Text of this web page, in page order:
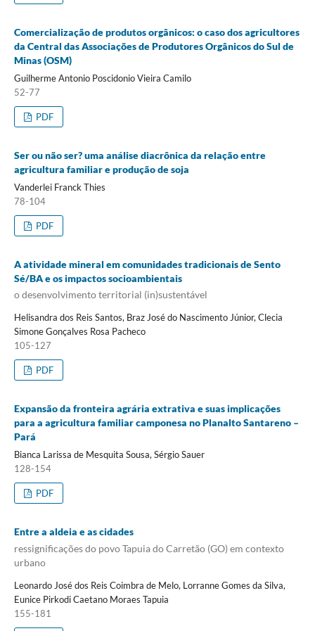
Comercialização de produtos orgânicos: o caso dos agricultores
da Central das Associações de Produtores Orgânicos do Sul de
Minas (OSM)
Guilherme Antonio Poscidonio Vieira Camilo
52-77
PDF
Ser ou não ser? uma análise diacrônica da relação entre
agricultura familiar e produção de soja
Vanderlei Franck Thies
78-104
PDF
A atividade mineral em comunidades tradicionais de Sento
Sé/BA e os impactos socioambientais
o desenvolvimento territorial (in)sustentável
Helisandra dos Reis Santos, Braz José do Nascimento Júnior, Clecia
Simone Gonçalves Rosa Pacheco
105-127
PDF
Expansão da fronteira agrária extrativa e suas implicações
para a agricultura familiar camponesa no Planalto Santareno –
Pará
Bianca Larissa de Mesquita Sousa, Sérgio Sauer
128-154
PDF
Entre a aldeia e as cidades
ressignificações do povo Tapuia do Carretão (GO) em contexto
urbano
Leonardo José dos Reis Coimbra de Melo, Lorranne Gomes da Silva,
Eunice Pirkodi Caetano Moraes Tapuia
155-181